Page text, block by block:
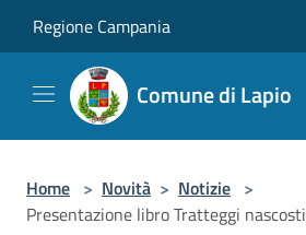
Regione Campania
Comune di Lapio
Home > Novità > Notizie >
Presentazione libro Tratteggi nascosti